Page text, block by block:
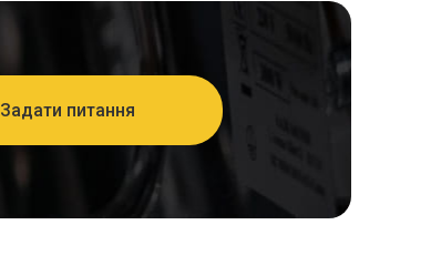
Задати питання